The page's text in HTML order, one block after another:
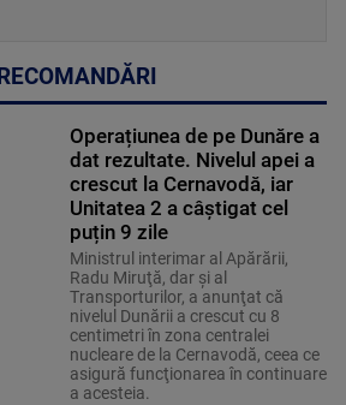
RECOMANDĂRI
Operațiunea de pe Dunăre a
dat rezultate. Nivelul apei a
crescut la Cernavodă, iar
Unitatea 2 a câștigat cel
puțin 9 zile
Ministrul interimar al Apărării,
Radu Miruţă, dar şi al
Transporturilor, a anunţat că
nivelul Dunării a crescut cu 8
centimetri în zona centralei
nucleare de la Cernavodă, ceea ce
asigură funcţionarea în continuare
a acesteia.